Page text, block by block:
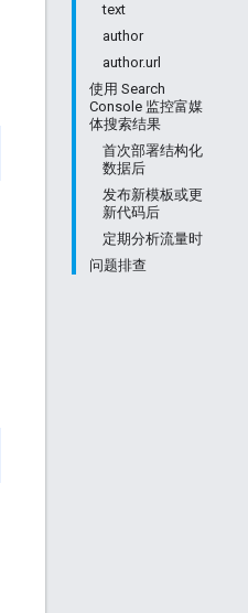
text
author
author.url
使用 Search
Console 监控富媒
体搜索结果
首次部署结构化
数据后
发布新模板或更
新代码后
定期分析流量时
问题排查